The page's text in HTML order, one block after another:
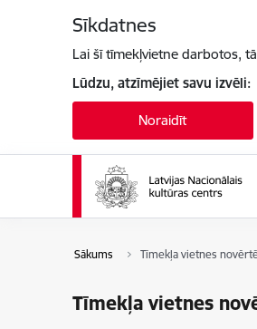
Sīkdatnes
Lai šī tīmekļvietne darbotos,
Lūdzu, atzīmējiet savu izvēli:
Noraidīt
Sākums Tīmekļa vietnes
Tīmekļa vietnes